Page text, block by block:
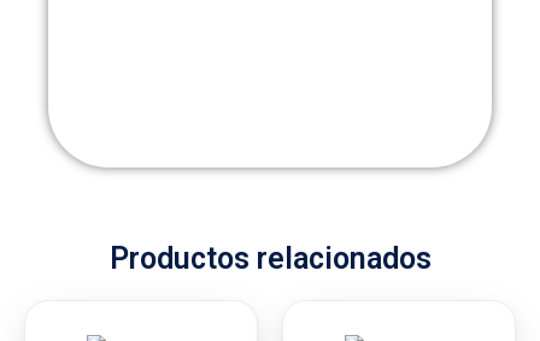
Productos relacionados